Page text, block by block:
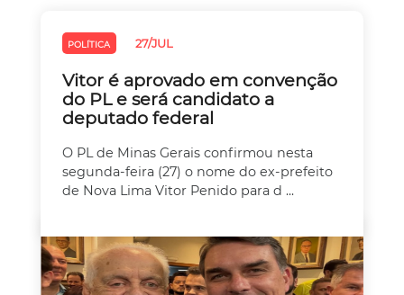
POLÍTICA 27/JUL
Vitor é aprovado em convenção
do PL e será candidato a
deputado federal
O PL de Minas Gerais confirmou nesta
segunda-feira (27) o nome do ex-prefeito
de Nova Lima Vitor Penido para d ...